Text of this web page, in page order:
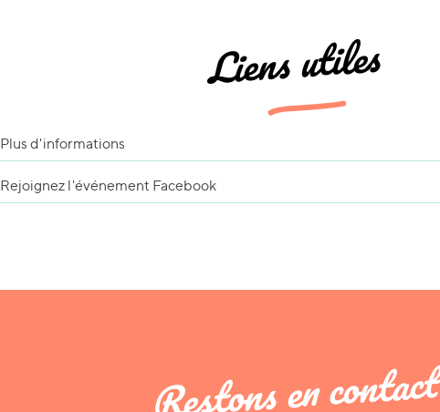
Liens utiles
Plus d'informations
Rejoignez l'événement Facebook
Restons en contact